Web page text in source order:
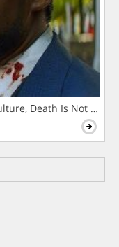
Death Is Not The